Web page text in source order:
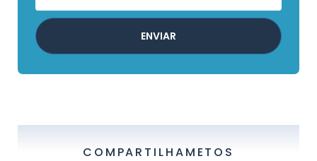
ENVIAR
COMPARTILHAMETOS